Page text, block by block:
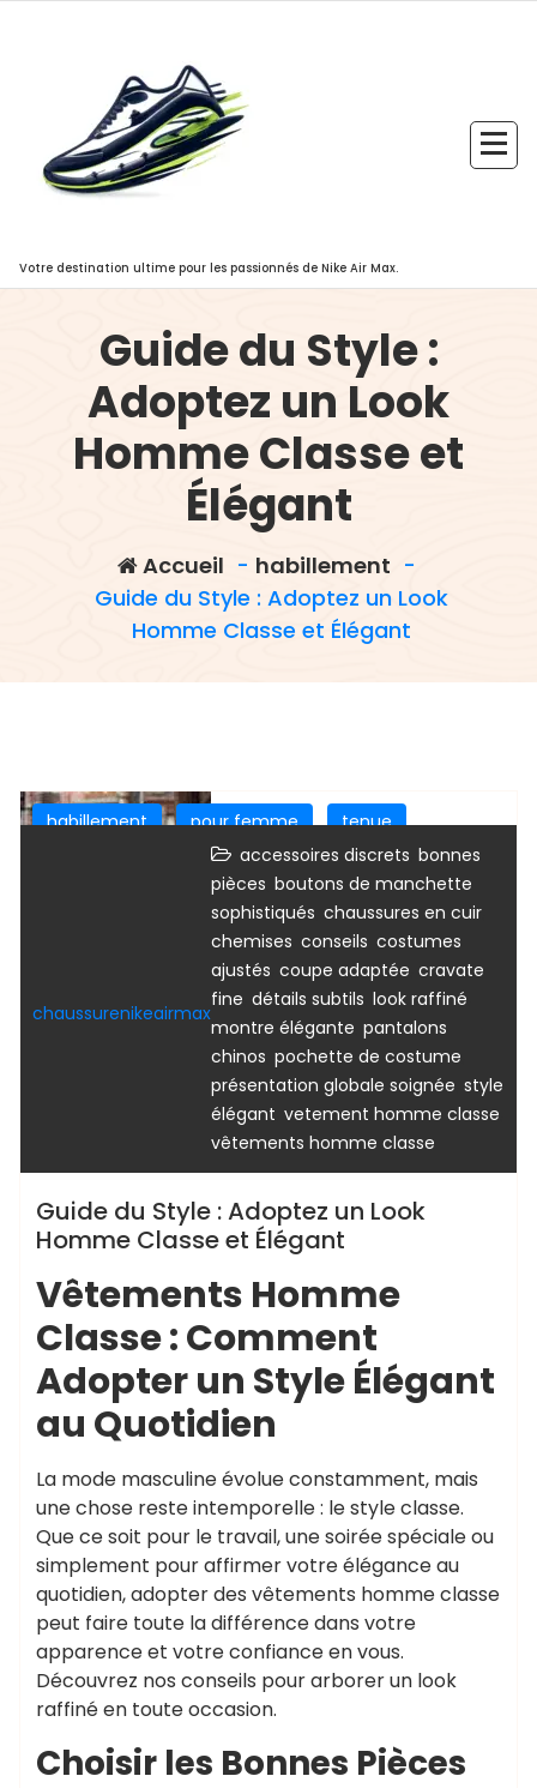
Votre destination ultime pour les passionnés de Nike Air Max.
Guide du Style :
Adoptez un Look
Homme Classe et
Élégant
Accueil - habillement -
Guide du Style : Adoptez un Look
Homme Classe et Élégant
habillement pour femme
tenue
vetement femme vetements
chaussurenikeairmax
accessoires discrets bonnes
pièces boutons de manchette
sophistiqués chaussures en cuir
chemises conseils costumes
ajustés coupe adaptée cravate
fine détails subtils look raffiné
montre élégante pantalons
chinos pochette de costume
présentation globale soignée style
élégant vetement homme classe
vêtements homme classe
Guide du Style : Adoptez un Look
Homme Classe et Élégant
Vêtements Homme
Classe : Comment
Adopter un Style Élégant
au Quotidien
La mode masculine évolue constamment, mais
une chose reste intemporelle : le style classe.
Que ce soit pour le travail, une soirée spéciale ou
simplement pour affirmer votre élégance au
quotidien, adopter des vêtements homme classe
peut faire toute la différence dans votre
apparence et votre confiance en vous.
Découvrez nos conseils pour arborer un look
raffiné en toute occasion.
Choisir les Bonnes Pièces